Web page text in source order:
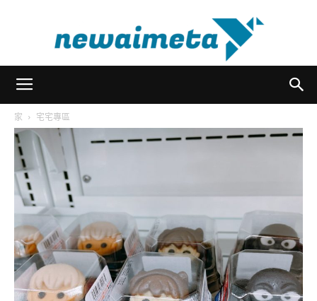
家 宅宅專區